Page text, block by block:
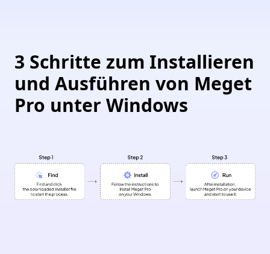
3 Schritte zum Installieren
und Ausführen von Meget
Pro unter Windows